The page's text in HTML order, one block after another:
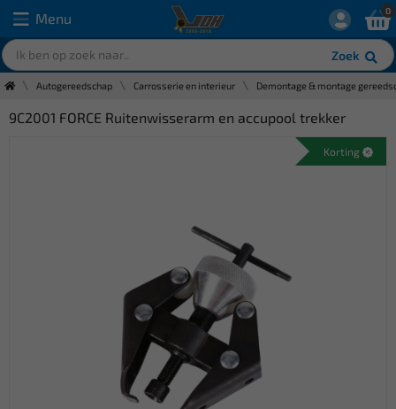
Menu
Zoek
0
Autogereedschap Carrosserie en interieur Demontage & montage
9C2001 FORCE Ruitenwisserarm en accupool trekker
Korting